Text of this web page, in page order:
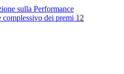
sulla Performance
complessivo dei premi 12